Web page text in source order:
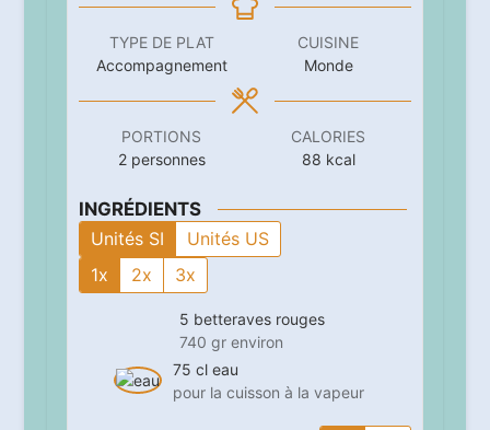
TYPE DE PLAT
Accompagnement
CUISINE
Monde
PORTIONS
2 personnes
CALORIES
88 kcal
INGRÉDIENTS
Unités SI
Unités US
1x
2x 3x
5 betteraves rouges
740 gr environ
75 cl eau
pour la cuisson à la vapeur